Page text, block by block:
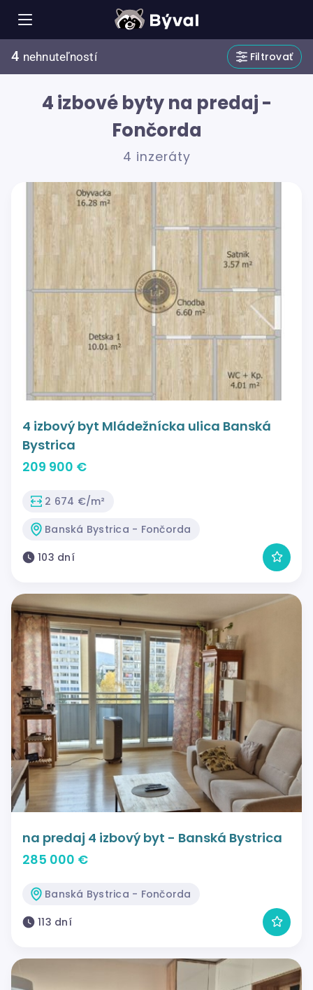
4 nehnuteľností Filtrovať
4 izbové byty na predaj -
Fončorda
4 inzeráty
4 izbový byt Mládežnícka ulica Banská
Bystrica
209 900 €
2 674 €/m²
Banská Bystrica - Fončorda
103 dní
na predaj 4 izbový byt - Banská Bystrica
285 000 €
Banská Bystrica - Fončorda
113 dní